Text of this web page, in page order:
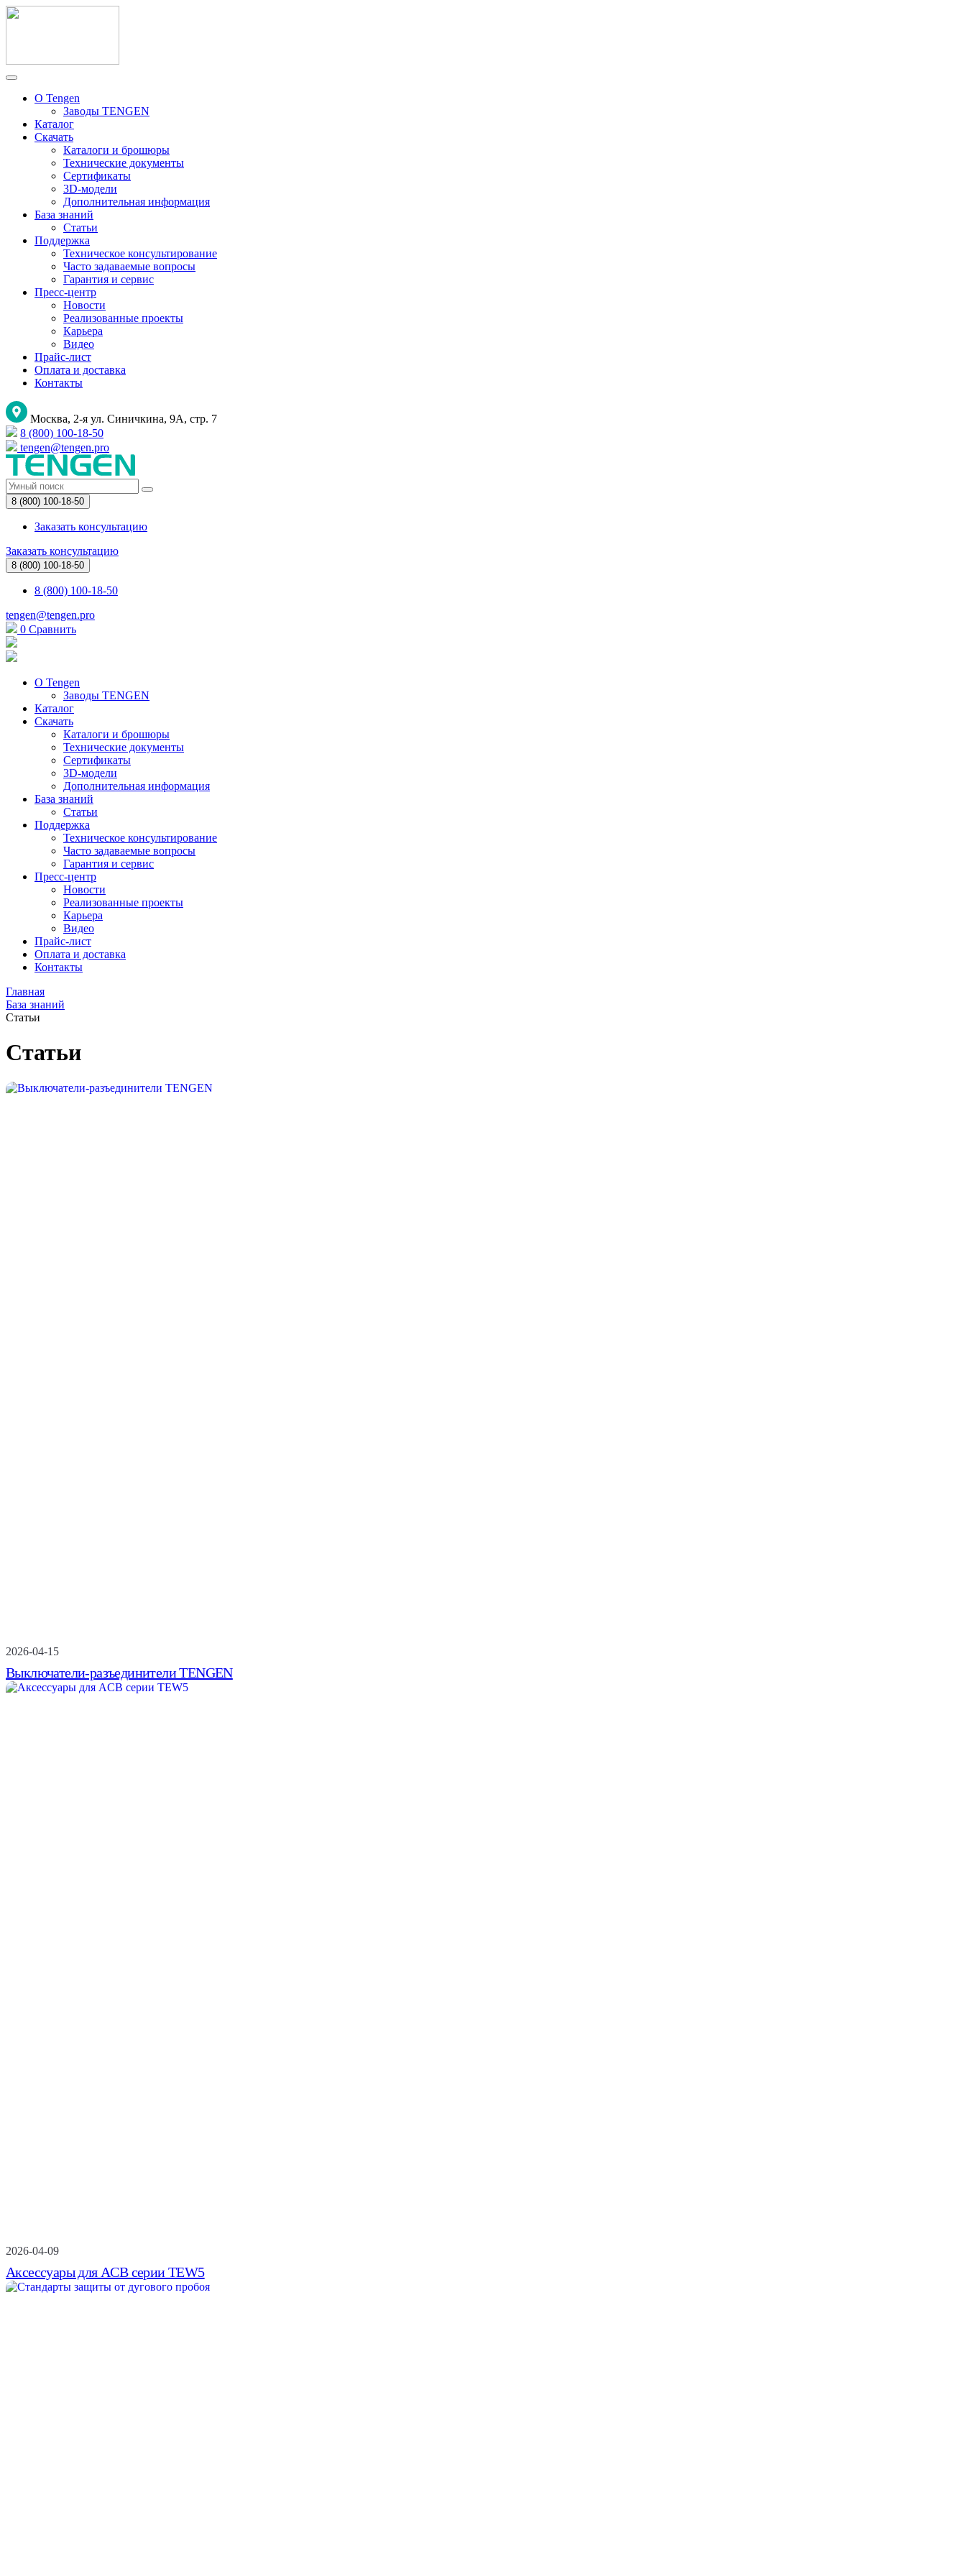
О Tengen
Заводы TENGEN
Каталог
Скачать
Каталоги и брошюры
Технические документы
Сертификаты
3D-модели
Дополнительная информация
База знаний
Статьи
Поддержка
Техническое консультирование
Часто задаваемые вопросы
Гарантия и сервис
Пресс-центр
Новости
Реализованные проекты
Карьера
Видео
Прайс-лист
Оплата и доставка
Контакты
Москва, 2-я ул. Синичкина, 9А, стр. 7
8 (800) 100-18-50
tengen@tengen.pro
8 (800) 100-18-50
Заказать консультацию
Заказать консультацию
8 (800) 100-18-50
8 (800) 100-18-50
tengen@tengen.pro
0 Сравнить
О Tengen
Заводы TENGEN
Каталог
Скачать
Каталоги и брошюры
Технические документы
Сертификаты
3D-модели
Дополнительная информация
База знаний
Статьи
Поддержка
Техническое консультирование
Часто задаваемые вопросы
Гарантия и сервис
Пресс-центр
Новости
Реализованные проекты
Карьера
Видео
Прайс-лист
Оплата и доставка
Контакты
Главная
База знаний
Статьи
Статьи
2026-04-15
Выключатели-разъединители TENGEN
2026-04-09
Аксессуары для ACB серии TEW5